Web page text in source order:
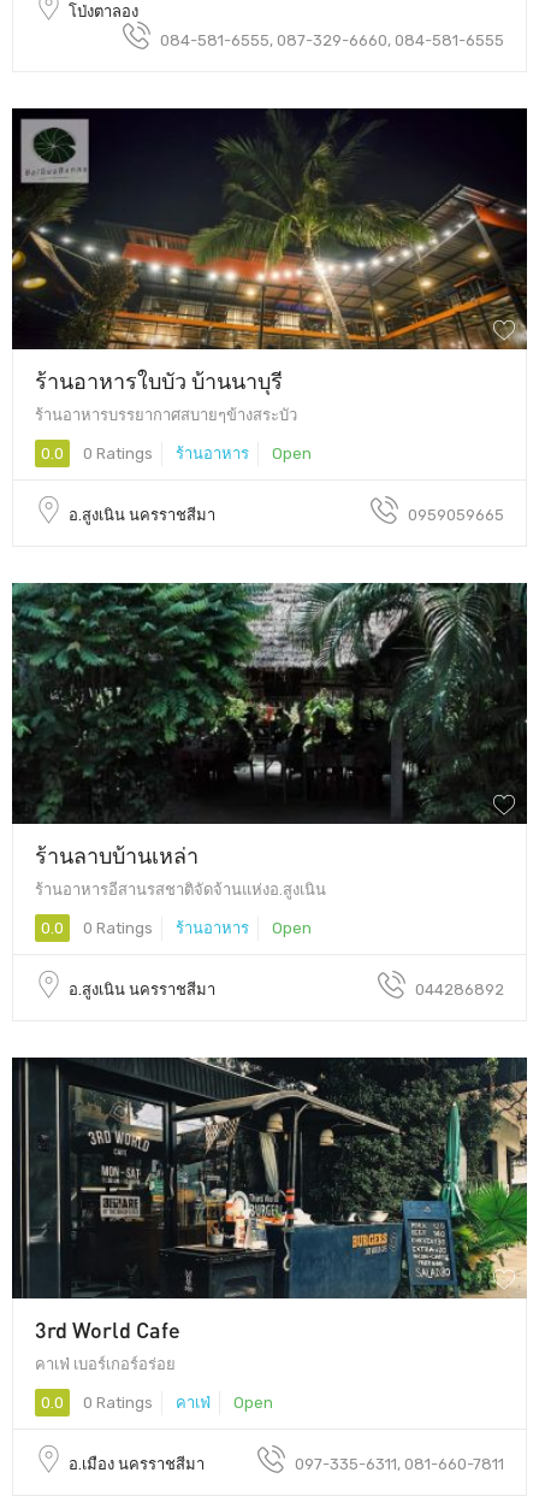
โป่งตาลอง
084-581-6555, 087-329-6660, 084-581-6555
ร้านอาหารใบบัว บ้านนาบุรี
ร้านอาหารบรรยากาศสบายๆข้างสระบัว
0.0 0 Ratings ร้านอาหาร Open
อ.สูงเนิน นครราชสีมา 0959059665
ร้านลาบบ้านเหล่า
ร้านอาหารอีสานรสชาติจัดจ้านแห่งอ.สูงเนิน
0.0 0 Ratings ร้านอาหาร Open
อ.สูงเนิน นครราชสีมา 044286892
3rd World Cafe
คาเฟ่ เบอร์เกอร์อร่อย
0.0 0 Ratings คาเฟ่ Open
อ.เมือง นครราชสีมา 097-335-6311, 081-660-7811